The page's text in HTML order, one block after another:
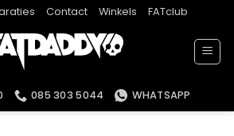
Contact Winkels FATclub
085 303 5044 WHATSAPP